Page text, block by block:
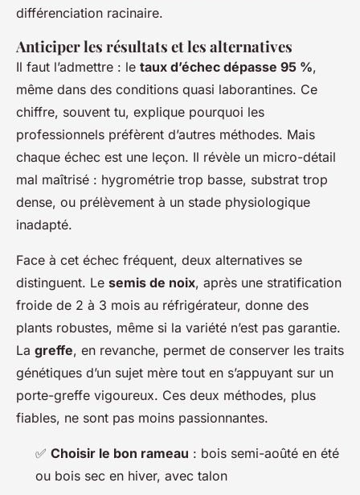
différenciation racinaire.
Anticiper les résultats et les alternatives
Il faut l’admettre : le taux d’échec dépasse 95 %,
même dans des conditions quasi laborantines. Ce
chiffre, souvent tu, explique pourquoi les
professionnels préfèrent d’autres méthodes. Mais
chaque échec est une leçon. Il révèle un micro-détail
mal maîtrisé : hygrométrie trop basse, substrat trop
dense, ou prélèvement à un stade physiologique
inadapté.
Face à cet échec fréquent, deux alternatives se
distinguent. Le semis de noix, après une stratification
froide de 2 à 3 mois au réfrigérateur, donne des
plants robustes, même si la variété n’est pas garantie.
La greffe, en revanche, permet de conserver les traits
génétiques d’un sujet mère tout en s’appuyant sur un
porte-greffe vigoureux. Ces deux méthodes, plus
fiables, ne sont pas moins passionnantes.
✅ Choisir le bon rameau : bois semi-aoûté en été
ou bois sec en hiver, avec talon